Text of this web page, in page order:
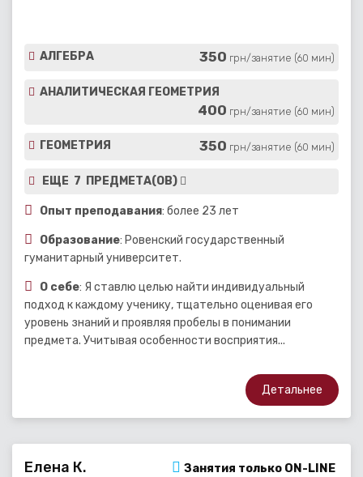
АЛГЕБРА 350 грн/занятие (60 мин)
АНАЛИТИЧЕСКАЯ ГЕОМЕТРИЯ
400 грн/занятие (60 мин)
ГЕОМЕТРИЯ 350 грн/занятие (60 мин)
ЕЩЕ 7 ПРЕДМЕТА(ОВ)
Опыт преподавания: более 23 лет
Образование: Ровенский государственный
гуманитарный университет.
О себе: Я ставлю целью найти индивидуальный
подход к каждому ученику, тщательно оценивая его
уровень знаний и проявляя пробелы в понимании
предмета. Учитывая особенности восприятия...
Детальнее
Елена К. Занятия только ON-LINE